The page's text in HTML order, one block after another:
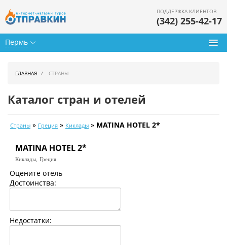
Пермь
ПОДДЕРЖКА КЛИЕНТОВ
(342) 255-42-17
Календарь туров
Цены дня
Страны
ГЛАВНАЯ СТРАНЫ
Каталог стран и отелей
Страны » Греция » Киклады » MATINA HOTEL 2*
MATINA HOTEL 2*
Киклады, Греция
Оцените отель
Достоинства:
Недостатки: